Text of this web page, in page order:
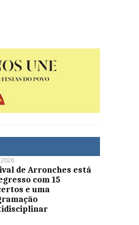
de Arronches está
com 15
e uma